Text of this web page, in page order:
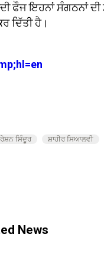
ਫੌਜ ਇਹਨਾਂ ਸੰਗਠਨਾਂ
ਦਿੱਤੀ ਹੈ।
ਸਿੰਦੂਰ ਸ਼ਾਹੀਰ ਸਿਆਲਵੀ
News